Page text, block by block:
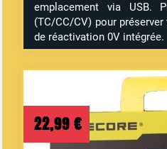
emplacement via USB.
(TC/CC/CV) pour
de réactivation 0V intégrée.
22,99 €